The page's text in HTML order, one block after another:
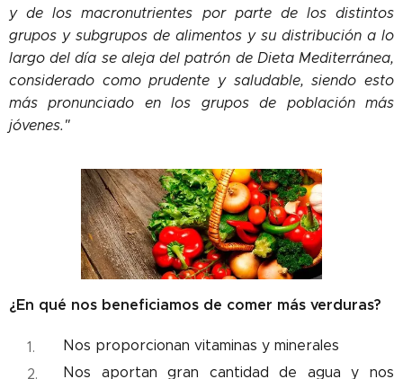
y de los macronutrientes por parte de los distintos
grupos y subgrupos de alimentos y su distribución a lo
largo del día se aleja del patrón de Dieta Mediterránea,
considerado como prudente y saludable, siendo esto
más pronunciado en los grupos de población más
jóvenes."
¿En qué nos beneficiamos de comer más verduras?
Nos proporcionan vitaminas y minerales
Nos aportan gran cantidad de agua y nos